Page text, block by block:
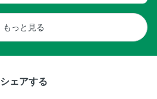
もっと見る
シェアする